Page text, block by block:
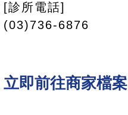
[診所電話]
(03)736-6876
立即前往商家檔案